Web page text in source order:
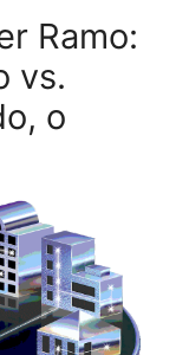
Ramo:
vs.
o